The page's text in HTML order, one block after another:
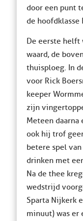
door een punt
de hoofdklasse
De eerste helft
waard, de
thuisploeg. In
voor Rick
keeper
zijn
Meteen daarna
ook hij trof
betere spel van
drinken met
Na de thee
wedstrijd
Sparta Nijkerk
minuut) was er